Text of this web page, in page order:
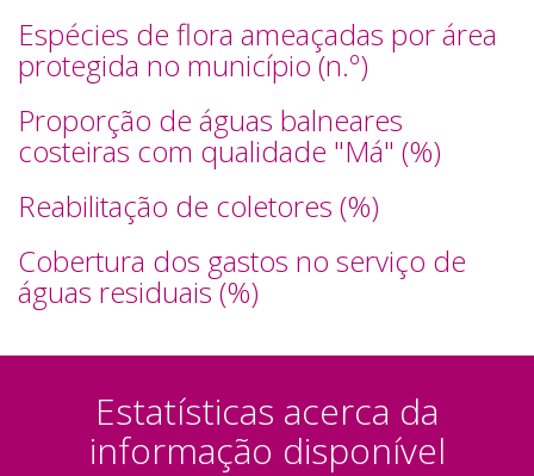
Espécies de flora ameaçadas por área
protegida no município (n.º)
Proporção de águas balneares
costeiras com qualidade "Má" (%)
Reabilitação de coletores (%)
Cobertura dos gastos no serviço de
águas residuais (%)
Estatísticas acerca da
informação disponível